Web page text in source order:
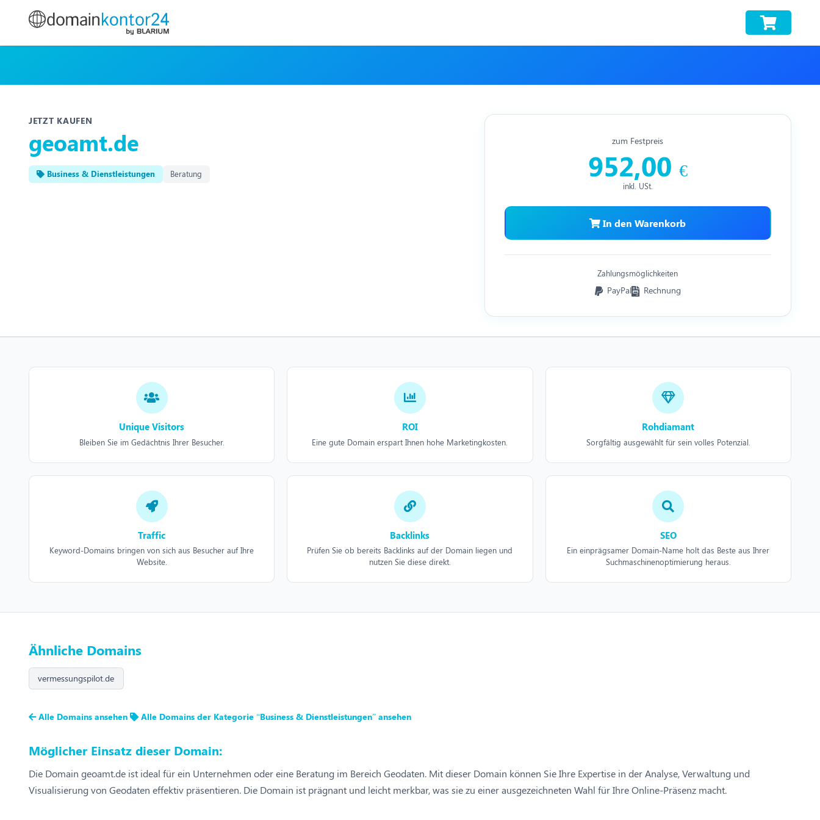
JETZT KAUFEN
geoamt.de
Business & Dienstleistungen Beratung
zum Festpreis
952,00 €
inkl. USt.
In den Warenkorb
Zahlungsmöglichkeiten
PayPal Rechnung
Unique Visitors
Bleiben Sie im Gedächtnis Ihrer Besucher.
ROI
Eine gute Domain erspart Ihnen hohe Marketingkosten.
Rohdiamant
Sorgfältig ausgewählt für sein volles Potenzial.
Traffic
Keyword-Domains bringen von sich aus Besucher auf Ihre
Website.
Backlinks
Prüfen Sie ob bereits Backlinks auf der Domain liegen und
nutzen Sie diese direkt.
SEO
Ein einprägsamer Domain-Name holt das Beste aus Ihrer
Suchmaschinenoptimierung heraus.
Ähnliche Domains
vermessungspilot.de
Alle Domains ansehen Alle Domains der Kategorie “Business & Dienstleistungen” ansehen
Möglicher Einsatz dieser Domain:
Die Domain geoamt.de ist ideal für ein Unternehmen oder eine Beratung im Bereich Geodaten. Mit dieser Domain können Sie Ihre Expertise in der Analyse, Verwaltung und
Visualisierung von Geodaten effektiv präsentieren. Die Domain ist prägnant und leicht merkbar, was sie zu einer ausgezeichneten Wahl für Ihre Online-Präsenz macht.